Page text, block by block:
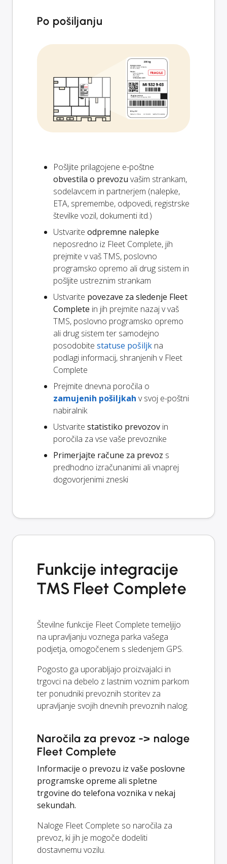
Po pošiljanju
Pošljite prilagojene e-poštne
obvestila o prevozu vašim strankam,
sodelavcem in partnerjem (nalepke,
ETA, spremembe, odpovedi, registrske
številke vozil, dokumenti itd.)
Ustvarite odpremne nalepke
neposredno iz Fleet Complete, jih
prejmite v vaš TMS, poslovno
programsko opremo ali drug sistem in
pošljite ustreznim strankam
Ustvarite povezave za sledenje Fleet
Complete in jih prejmite nazaj v vaš
TMS, poslovno programsko opremo
ali drug sistem ter samodejno
posodobite statuse pošiljk na
podlagi informacij, shranjenih v Fleet
Complete
Prejmite dnevna poročila o
zamujenih pošiljkah v svoj e-poštni
nabiralnik
Ustvarite statistiko prevozov in
poročila za vse vaše prevoznike
Primerjajte račune za prevoz s
predhodno izračunanimi ali vnaprej
dogovorjenimi zneski
Funkcije integracije
TMS Fleet Complete
Številne funkcije Fleet Complete temeljijo
na upravljanju voznega parka vašega
podjetja, omogočenem s sledenjem GPS.
Pogosto ga uporabljajo proizvajalci in
trgovci na debelo z lastnim voznim parkom
ter ponudniki prevoznih storitev za
upravljanje svojih dnevnih prevoznih nalog.
Naročila za prevoz -> naloge
Fleet Complete
Informacije o prevozu iz vaše poslovne
programske opreme ali spletne
trgovine do telefona voznika v nekaj
sekundah.
Naloge Fleet Complete so naročila za
prevoz, ki jih je mogoče dodeliti
dostavnemu vozilu.